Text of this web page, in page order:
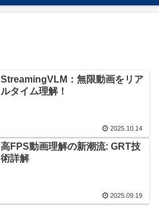
StreamingVLM：無限動画をリア
ルタイム理解！
2025.10.14
高FPS動画理解の新潮流: GRT技
術詳解
2025.09.19